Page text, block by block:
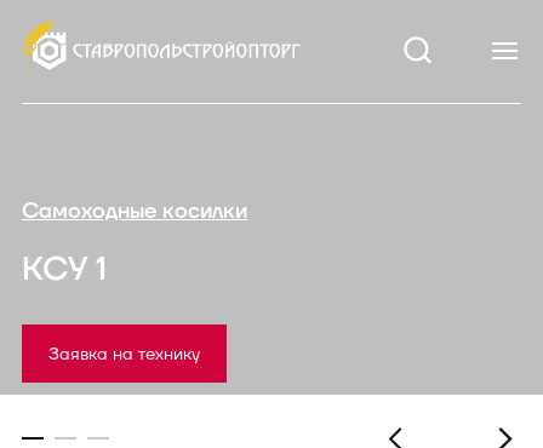
Самоходные косилки
КСУ 1
Заявка на технику